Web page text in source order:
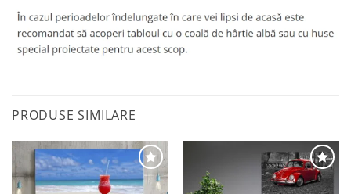
PRODUSE SIMILARE